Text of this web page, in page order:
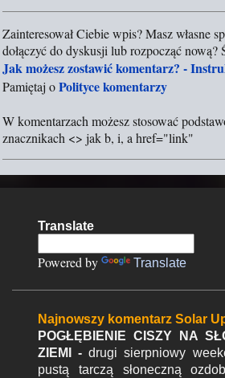
P
r
z
e
i
Zainteresował Ciebie wpis? Masz własne
dołączyć do dyskusji lub rozpocząć nową?
Jak możesz zostawić komentarz? -
Pamiętaj oPolityce komentarzy
W komentarzach możesz stosować
znacznikach <> jak b, i, a href="link"
Translate
Powered by Translate
Najnowszy komentarz Solar
POGŁĘBIENIE CISZY NA
ZIEMI - drugi sierpniowy
pustą tarczą słoneczną